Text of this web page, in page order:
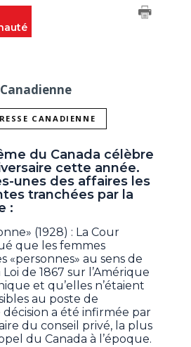
CANADIENNE
du Canada célèbre
cette année.
unes des affaires les
tranchées par la
:
(1928) : La Cour
que les femmes
«personnes» au sens de
Loi de 1867 sur l’Amérique
et qu’elles n’étaient
au poste de
décision a été infirmée par
du conseil privé, la plus
du Canada à l’époque.